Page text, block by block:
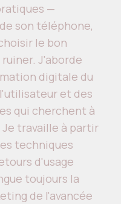
—
son téléphone,
le bon
J'aborde
digitale du
et des
qui cherchent à
travaille à partir
techniques
d'usage
toujours la
de l'avancée